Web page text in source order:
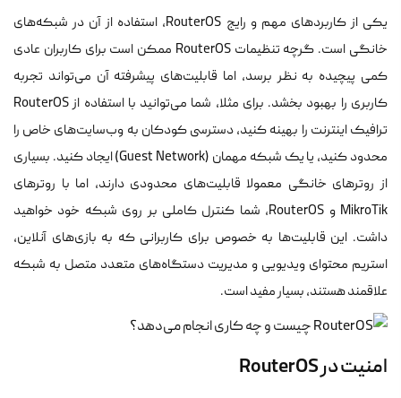
یکی از کاربردهای مهم و رایج RouterOS، استفاده از آن در شبکه‌های
خانگی است. گرچه تنظیمات RouterOS ممکن است برای کاربران عادی
کمی پیچیده به نظر برسد، اما قابلیت‌های پیشرفته آن می‌تواند تجربه
کاربری را بهبود بخشد. برای مثلا، شما می‌توانید با استفاده از RouterOS
ترافیک اینترنت را بهینه کنید، دسترسی کودکان به وب‌سایت‌های خاص را
محدود کنید، یا یک شبکه مهمان (Guest Network) ایجاد کنید. بسیاری
از روترهای خانگی معمولا قابلیت‌های محدودی دارند، اما با روترهای
MikroTik و RouterOS، شما کنترل کاملی بر روی شبکه خود خواهید
داشت. این قابلیت‌ها به خصوص برای کاربرانی که به بازی‌های آنلاین،
استریم محتوای ویدیویی و مدیریت دستگاه‌های متعدد متصل به شبکه
علاقمند هستند، بسیار مفید است.
امنیت در RouterOS